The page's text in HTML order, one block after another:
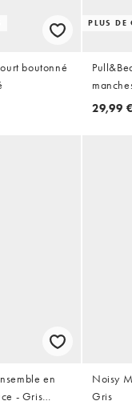
boutonné
PLUS DE
29,99 €
en
- Gris
Noisy
Gris